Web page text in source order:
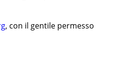
, con il gentile permesso